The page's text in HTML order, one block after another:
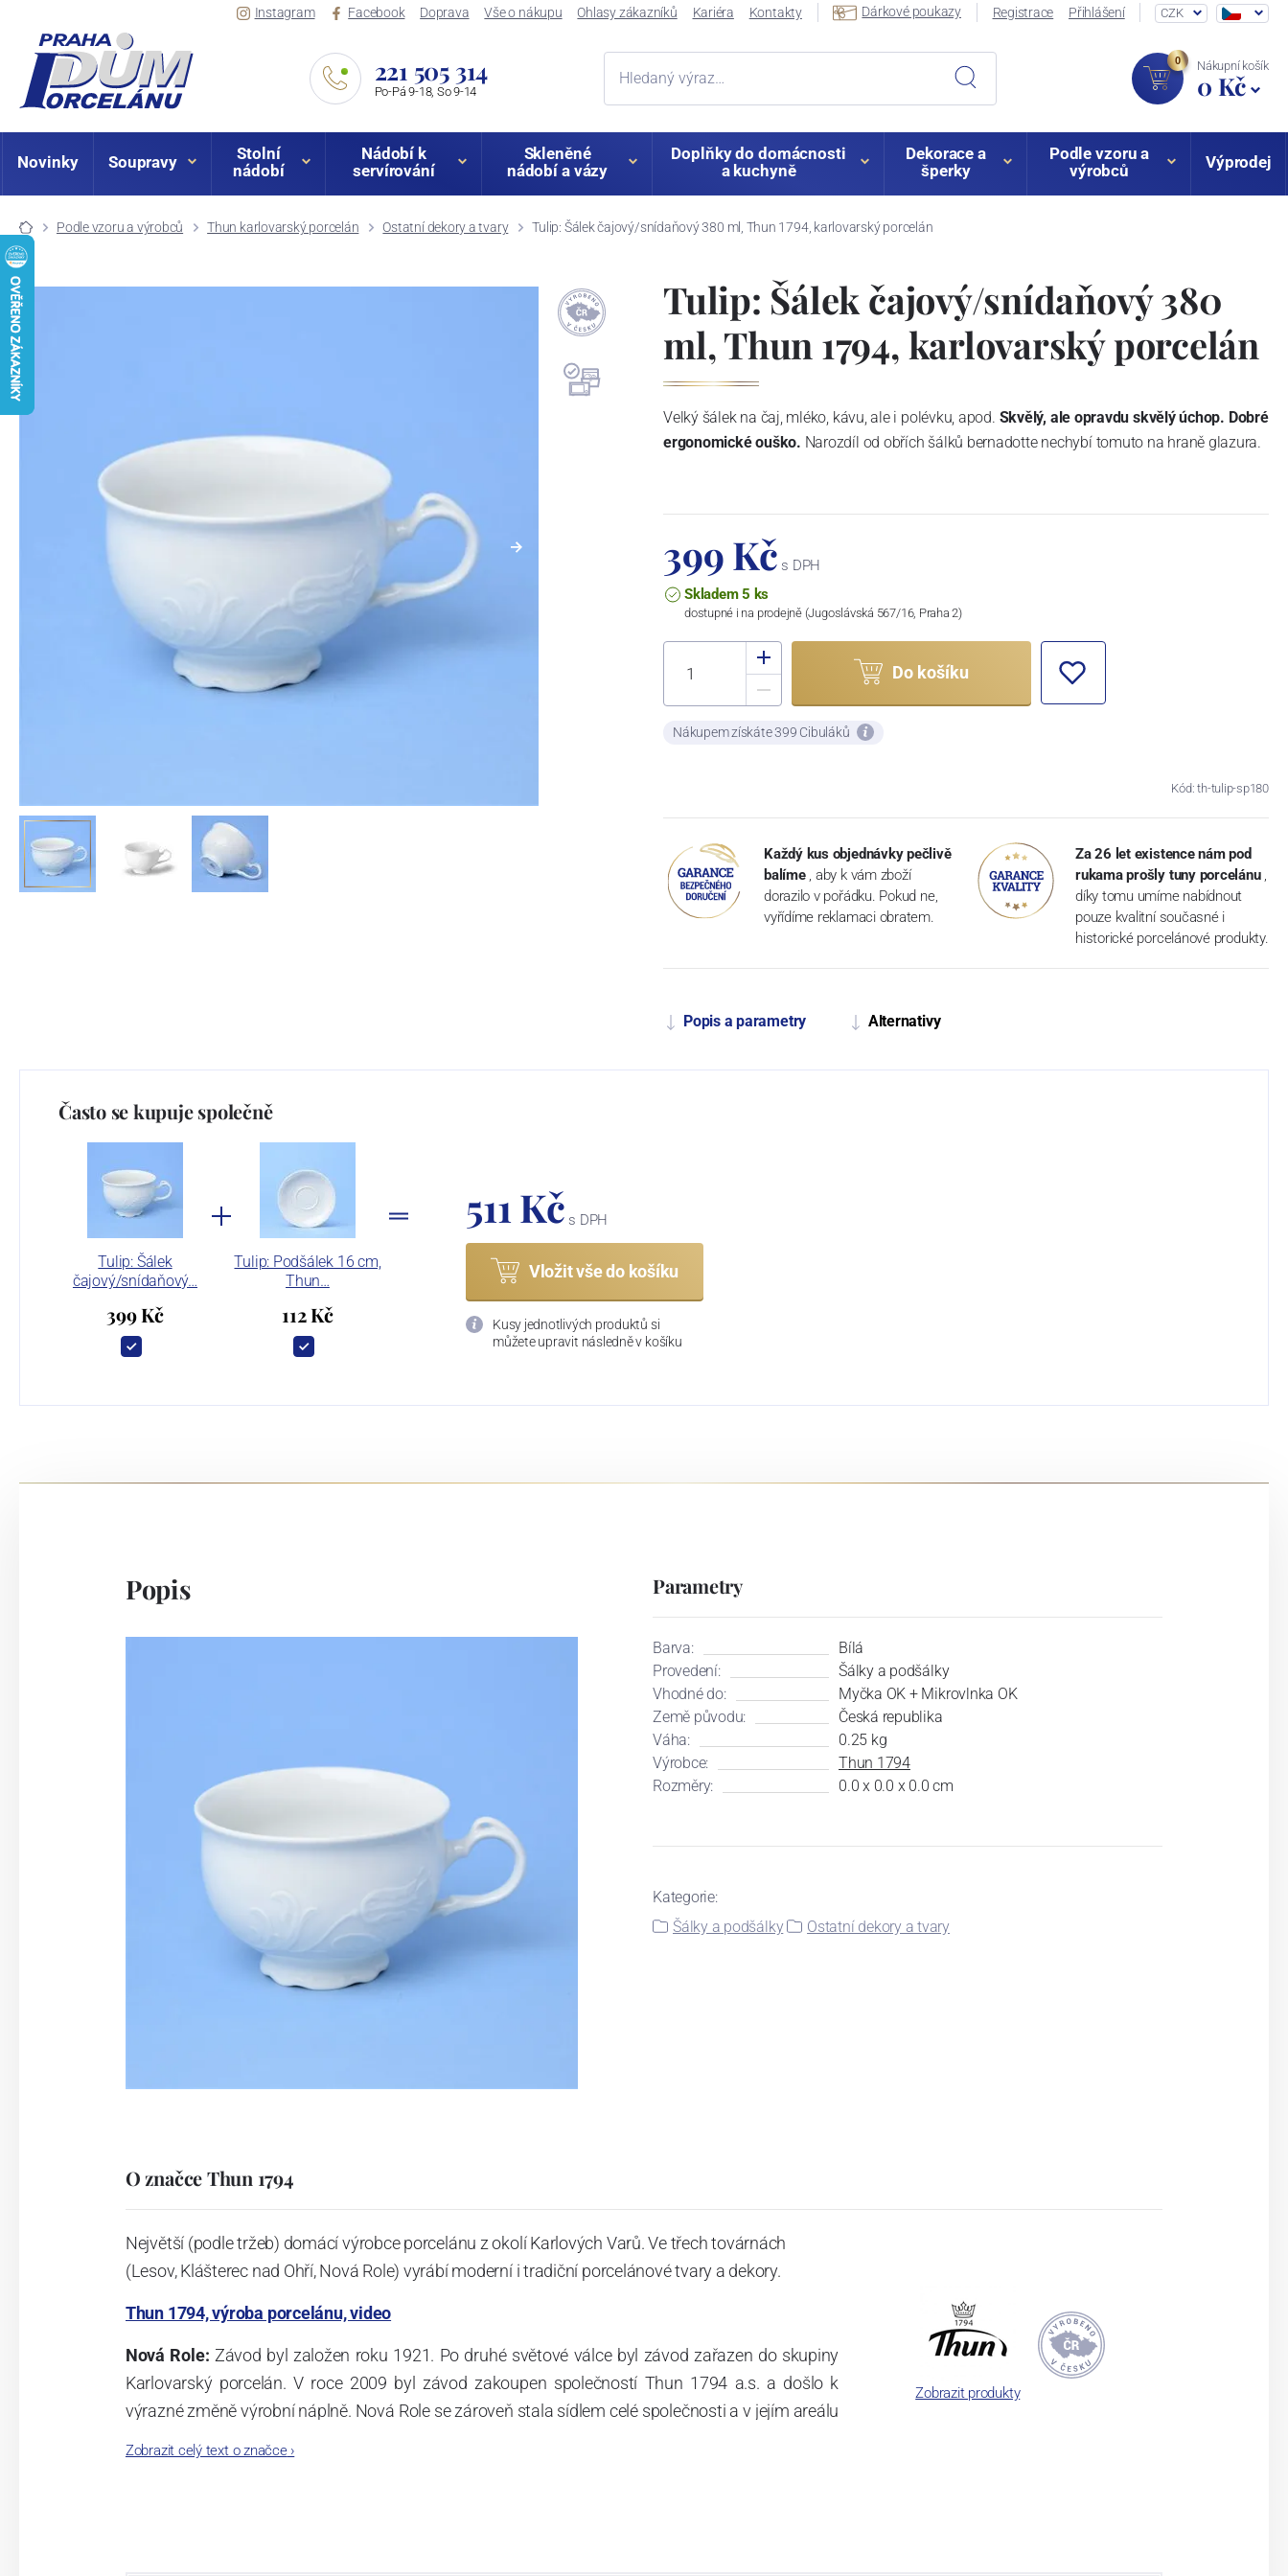
Instagram Facebook Doprava Vše o nákupu Ohlasy zákazníků Kariéra Kontakty Dárkové poukazy Registrace Přihlášení CZK
221 505 314
Po-Pá 9-18, So 9-14
0 Nákupní košík
0 Kč
Novinky Soupravy
Stolní
nádobí
Nádobí k
servírování
Skleněné
nádobí a vázy
Doplňky do domácnosti
a kuchyně
Dekorace a
šperky
Podle vzoru a
výrobců
Výprodej
Podle vzoru a výrobců Thun karlovarský porcelán Ostatní dekory a tvary Tulip: Šálek čajový/snídaňový 380 ml, Thun 1794, karlovarský porcelán
Tulip: Šálek čajový/snídaňový 380
ml, Thun 1794, karlovarský porcelán
Velký šálek na čaj, mléko, kávu, ale i polévku, apod. Skvělý, ale opravdu skvělý úchop. Dobré
ergonomické ouško. Narozdíl od obřích šálků bernadotte nechybí tomuto na hraně glazura.
399 Kč s DPH
Skladem 5 ks
dostupné i na prodejně (Jugoslávská 567/16, Praha 2)
Do košíku
Nákupem získáte 399 Cibuláků
Kód: th-tulip-sp180
Každý kus objednávky pečlivě
balíme , aby k vám zboží
dorazilo v pořádku. Pokud ne,
vyřídíme reklamaci obratem.
Za 26 let existence nám pod
rukama prošly tuny porcelánu ,
díky tomu umíme nabídnout
pouze kvalitní současné i
historické porcelánové produkty.
Popis a parametry Alternativy
Často se kupuje společně
Tulip: Šálek
čajový/snídaňový…
399 Kč
Tulip: Podšálek 16 cm,
Thun…
112 Kč
511 Kč s DPH
Vložit vše do košíku
Kusy jednotlivých produktů si
můžete upravit následně v košíku
Popis Parametry
Barva:
Bílá
Provedení:
Šálky a podšálky
Vhodné do:
Myčka OK + Mikrovlnka OK
Země původu:
Česká republika
Váha:
0.25 kg
Výrobce:
Thun 1794
Rozměry:
0.0 x 0.0 x 0.0 cm
Kategorie:
Šálky a podšálky
Ostatní dekory a tvary
O značce Thun 1794
Největší (podle tržeb) domácí výrobce porcelánu z okolí Karlových Varů. Ve třech továrnách
(Lesov, Klášterec nad Ohří, Nová Role) vyrábí moderní i tradiční porcelánové tvary a dekory.
Thun 1794, výroba porcelánu, video
Nová Role: Závod byl založen roku 1921. Po druhé světové válce byl závod zařazen do skupiny
Karlovarský porcelán. V roce 2009 byl závod zakoupen společností Thun 1794 a.s. a došlo k
výrazné změně výrobní náplně. Nová Role se zároveň stala sídlem celé společnosti a v jejím areálu
Zobrazit celý text o značce›
Zobrazit produkty